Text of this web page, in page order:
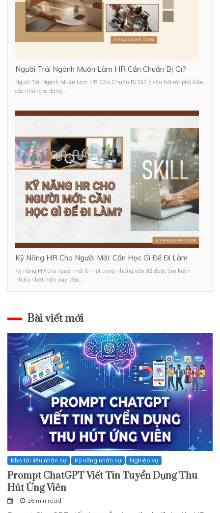
Người Trái Ngành Muốn Làm HR Cần Chuẩn Bị Gì?
Người Trái Ngành Muốn Làm HR Cần Chuẩn Bị Gì? là câu hỏi rất phổ biến
của những ai đang...
Kỹ Năng HR Cho Người Mới: Cần Học Gì Để Đi Làm
Kỹ năng HR cho người mới là một trong những vấn đề được tìm kiếm
nhiều nhất hiện nay, đặc...
Bài viết mới
Kho tài liệu nhân sự Kỹ năng nhân sự Nghiệp vụ
Prompt ChatGPT Viết Tin Tuyển Dụng Thu
Hút Ứng Viên
26 min read